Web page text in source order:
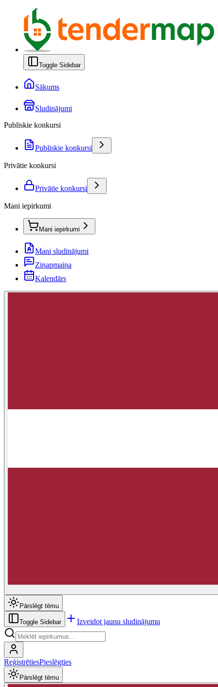
Toggle Sidebar
Sākums
Sludinājumi
Publiskie konkursi
Publiskie konkursi
Privātie konkursi
Privātie konkursi
Mani iepirkumi
Mani iepirkumi
Mani sludinājumi
Ziņapmaiņa
Kalendārs
Pārslēgt tēmu
Toggle Sidebar Izveidot jaunu sludinājumu
ReģistrētiesPieslēgties
Pārslēgt tēmu